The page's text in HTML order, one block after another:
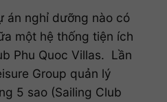
án nghỉ dưỡng nào có
một hệ thống tiện ích
Phu Quoc Villas. Lần
Group quản lý
5 sao (Sailing Club